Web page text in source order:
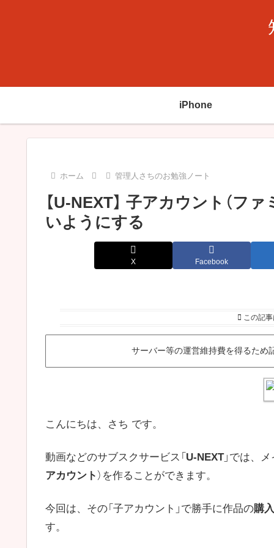
iPhone
ホーム 管理人さちのお勉強ノート
【U-NEXT】 子アカウント（フ
いようにする
X Facebook
この記
サーバー等の運営維持費を得るため
こんにちは、さち です。
動画などのサブスクサービス「 U-NEXT」では、
アカウント ）を作ることができます。
今回は、その「子アカウント」で勝手に作品の購入
す。